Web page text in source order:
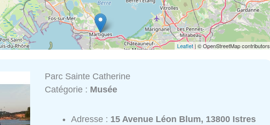
Leaflet| © OpenStreetMap contributors
Parc Sainte Catherine
Catégorie : Musée
Adresse : 15 Avenue Léon Blum, 13800 Istres